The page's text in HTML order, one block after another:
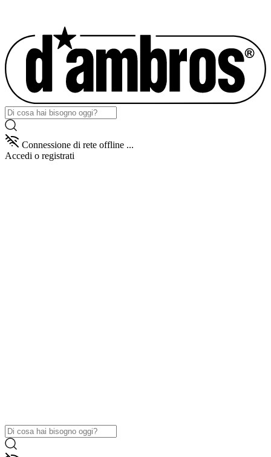
Connessione di rete offline ...
Accedi o registrati